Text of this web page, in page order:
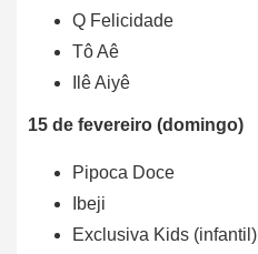
Q Felicidade
Tô Aê
Ilê Aiyê
15 de fevereiro (domingo)
Pipoca Doce
Ibeji
Exclusiva Kids (infantil)